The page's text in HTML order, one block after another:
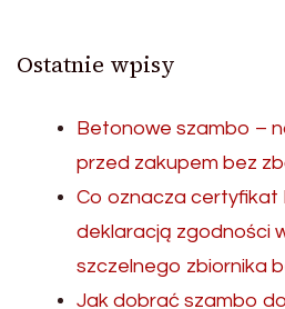
Ostatnie wpisy
Betonowe szambo –
przed zakupem bez
Co oznacza certyfikat
deklaracją zgodności
szczelnego zbiornika
Jak dobrać szambo